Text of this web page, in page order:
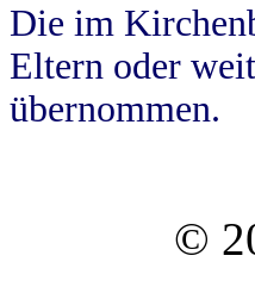
Die im
Eltern oder
übernommen.
©